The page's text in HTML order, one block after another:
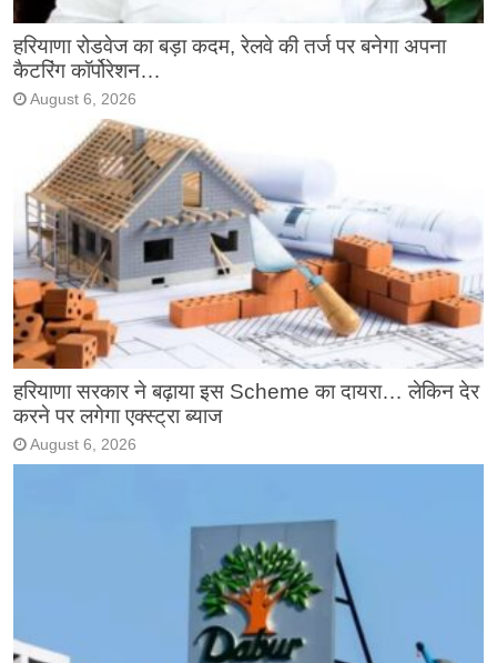
हरियाणा रोडवेज का बड़ा कदम, रेलवे की तर्ज पर बनेगा अपना
कैटरिंग कॉर्पोरेशन…
August 6, 2026
हरियाणा सरकार ने बढ़ाया इस Scheme का दायरा… लेकिन देर
करने पर लगेगा एक्स्ट्रा ब्याज
August 6, 2026